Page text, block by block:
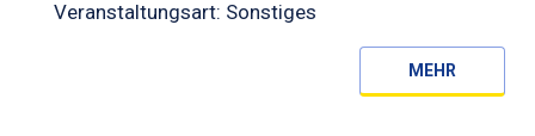
Veranstaltungsart: Sonstiges
MEHR